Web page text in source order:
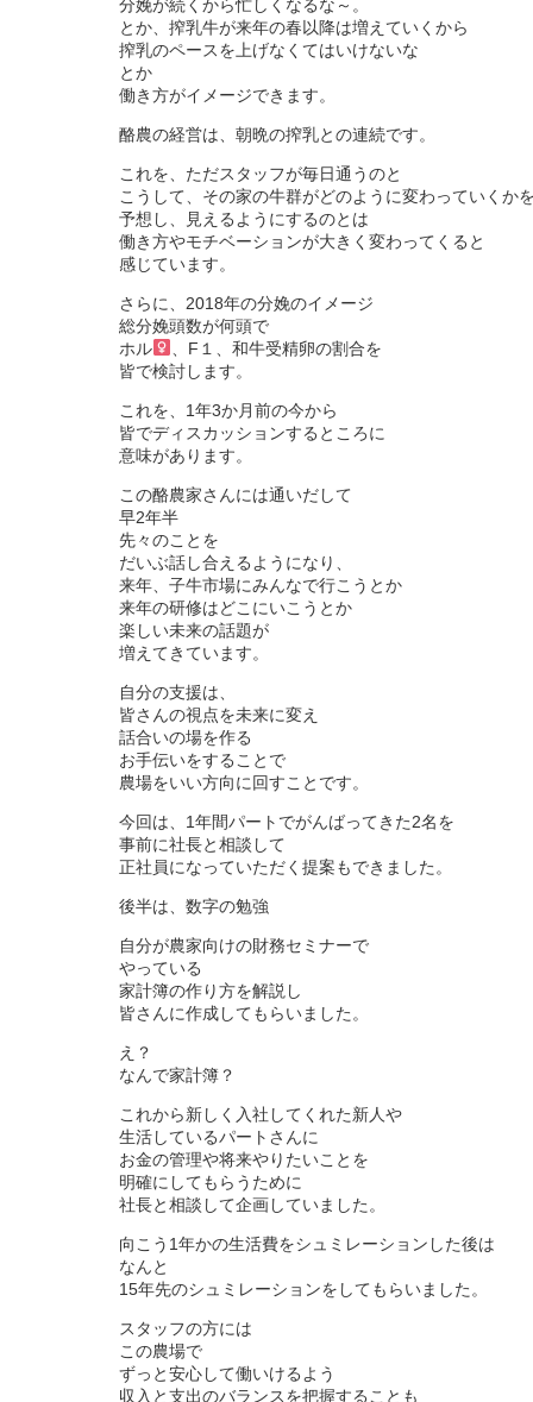
分娩が続くから忙しくなるな～。
とか、搾乳牛が来年の春以降は増えていくから
搾乳のペースを上げなくてはいけないな
とか
働き方がイメージできます。
酪農の経営は、朝晩の搾乳との連続です。
これを、ただスタッフが毎日通うのと
こうして、その家の牛群がどのように変わっていくか
予想し、見えるようにするのとは
働き方やモチベーションが大きく変わってくると
感じています。
さらに、2018年の分娩のイメージ
総分娩頭数が何頭で
ホル
、F１、和牛受精卵の割合を
皆で検討します。
これを、1年3か月前の今から
皆でディスカッションするところに
意味があります。
この酪農家さんには通いだして
早2年半
先々のことを
だいぶ話し合えるようになり、
来年、子牛市場にみんなで行こうとか
来年の研修はどこにいこうとか
楽しい未来の話題が
増えてきています。
自分の支援は、
皆さんの視点を未来に変え
話合いの場を作る
お手伝いをすることで
農場をいい方向に回すことです。
今回は、1年間パートでがんばってきた2名を
事前に社長と相談して
正社員になっていただく提案もできました。
後半は、数字の勉強
自分が農家向けの財務セミナーで
やっている
家計簿の作り方を解説し
皆さんに作成してもらいました。
え？
なんで家計簿？
これから新しく入社してくれた新人や
生活しているパートさんに
お金の管理や将来やりたいことを
明確にしてもらうために
社長と相談して企画していました。
向こう1年かの生活費をシュミレーションした後は
なんと
15年先のシュミレーションをしてもらいました。
スタッフの方には
この農場で
ずっと安心して働いけるよう
収入と支出のバランスを把握することも